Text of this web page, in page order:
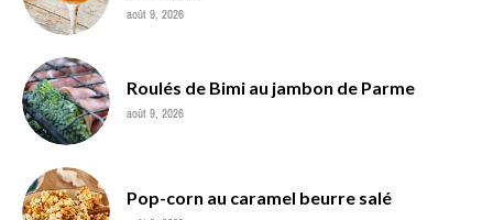
août 9, 2026
Roulés de Bimi au jambon de Parme
août 9, 2026
Pop-corn au caramel beurre salé